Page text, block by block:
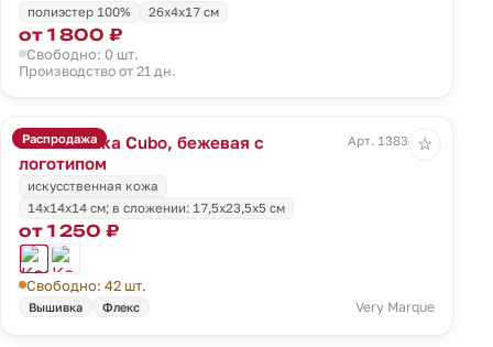
полиэстер 100% 26х4х17 см
от 1 800 ₽
Свободно: 0 шт.
Производство от 21 дн.
Распродажа
Косметичка Cubo, бежевая с
логотипом
Арт. 13834.06
искусственная кожа
14x14x14 см; в сложении: 17,5x23,5x5 см
от 1 250 ₽
Свободно: 42 шт.
Вышивка Флекс Very Marque
☆